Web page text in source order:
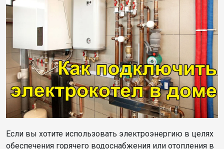
Если вы хотите использовать электроэнергию в целях
обеспечения горячего водоснабжения или отопления в